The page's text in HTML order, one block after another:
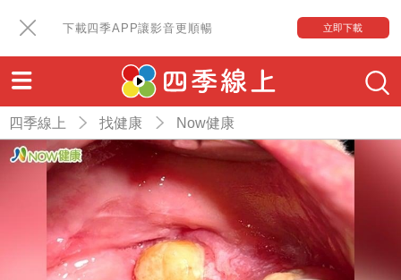
下載四季APP讓影音更順暢 立即下載
四季線上 找健康 Now健康